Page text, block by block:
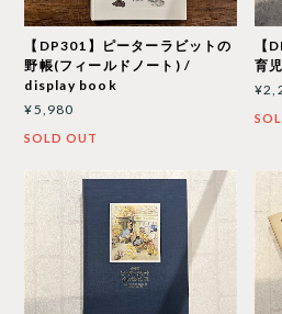
【DP301】ピーターラビットの
野帳(フィールドノート) /
display book
¥5,980
SOLD OUT
【
育